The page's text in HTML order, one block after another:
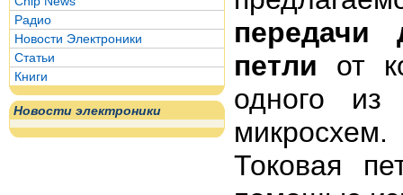
Радио
Новости Электроники
Статьи
Книги
Новости электроники
передачи
петли от
одного из
микросхем.
Токовая